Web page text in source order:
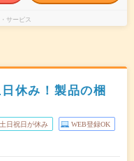
サービス
休み！製品の梱
土日祝日が休み WEB登録OK